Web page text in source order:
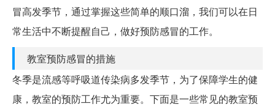
冒高发季节，通过掌握这些简单的顺口溜，我们可以在日
常生活中不断提醒自己，做好预防感冒的工作。
教室预防感冒的措施
冬季是流感等呼吸道传染病多发季节，为了保障学生的健
康，教室的预防工作尤为重要。下面是一些常见的教室预